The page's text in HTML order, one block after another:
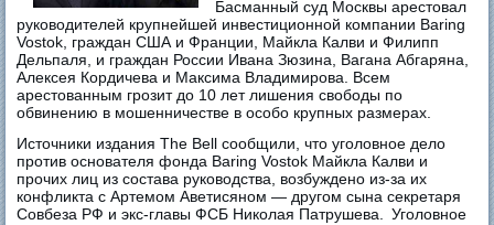
Басманный суд Москвы арестовал
руководителей крупнейшей инвестиционной компании Baring
Vostok, граждан США и Франции, Майкла Калви и Филипп
Дельпаля, и граждан России Ивана Зюзина, Вагана Абгаряна,
Алексея Кордичева и Максима Владимирова. Всем
арестованным грозит до 10 лет лишения свободы по
обвинению в мошенничестве в особо крупных размерах.
Источники издания The Bell сообщили, что уголовное дело
против основателя фонда Baring Vostok Майкла Калви и
прочих лиц из состава руководства, возбуждено из-за их
конфликта с Артемом Аветисяном — другом сына секретаря
Совбеза РФ и экс-главы ФСБ Николая Патрушева. Уголовное